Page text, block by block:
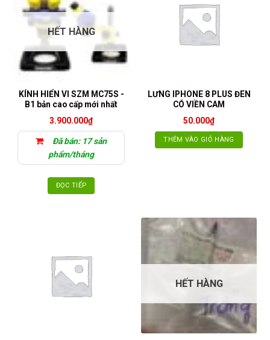
HẾT HÀNG
KÍNH HIỂN VI SZM MC75S -
B1 bản cao cấp mới nhất
3.900.000₫
Đã bán: 17 sản
phẩm/tháng
ĐỌC TIẾP
LƯNG IPHONE 8 PLUS ĐEN
CÓ VIỀN CAM
50.000₫
THÊM VÀO GIỎ HÀNG
HẾT HÀNG